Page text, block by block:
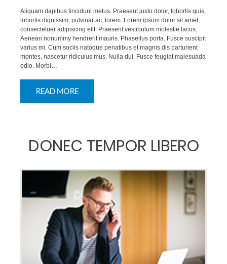
Aliquam dapibus tincidunt metus. Praesent justo dolor, lobortis quis,
lobortis dignissim, pulvinar ac, lorem. Lorem ipsum dolor sit amet,
consectetuer adipiscing elit. Praesent vestibulum molestie lacus.
Aenean nonummy hendrerit mauris. Phasellus porta. Fusce suscipit
varius mi. Cum sociis natoque penatibus et magnis dis parturient
montes, nascetur ridiculus mus. Nulla dui. Fusce feugiat malesuada
odio. Morbi…
READ MORE
DONEC TEMPOR LIBERO